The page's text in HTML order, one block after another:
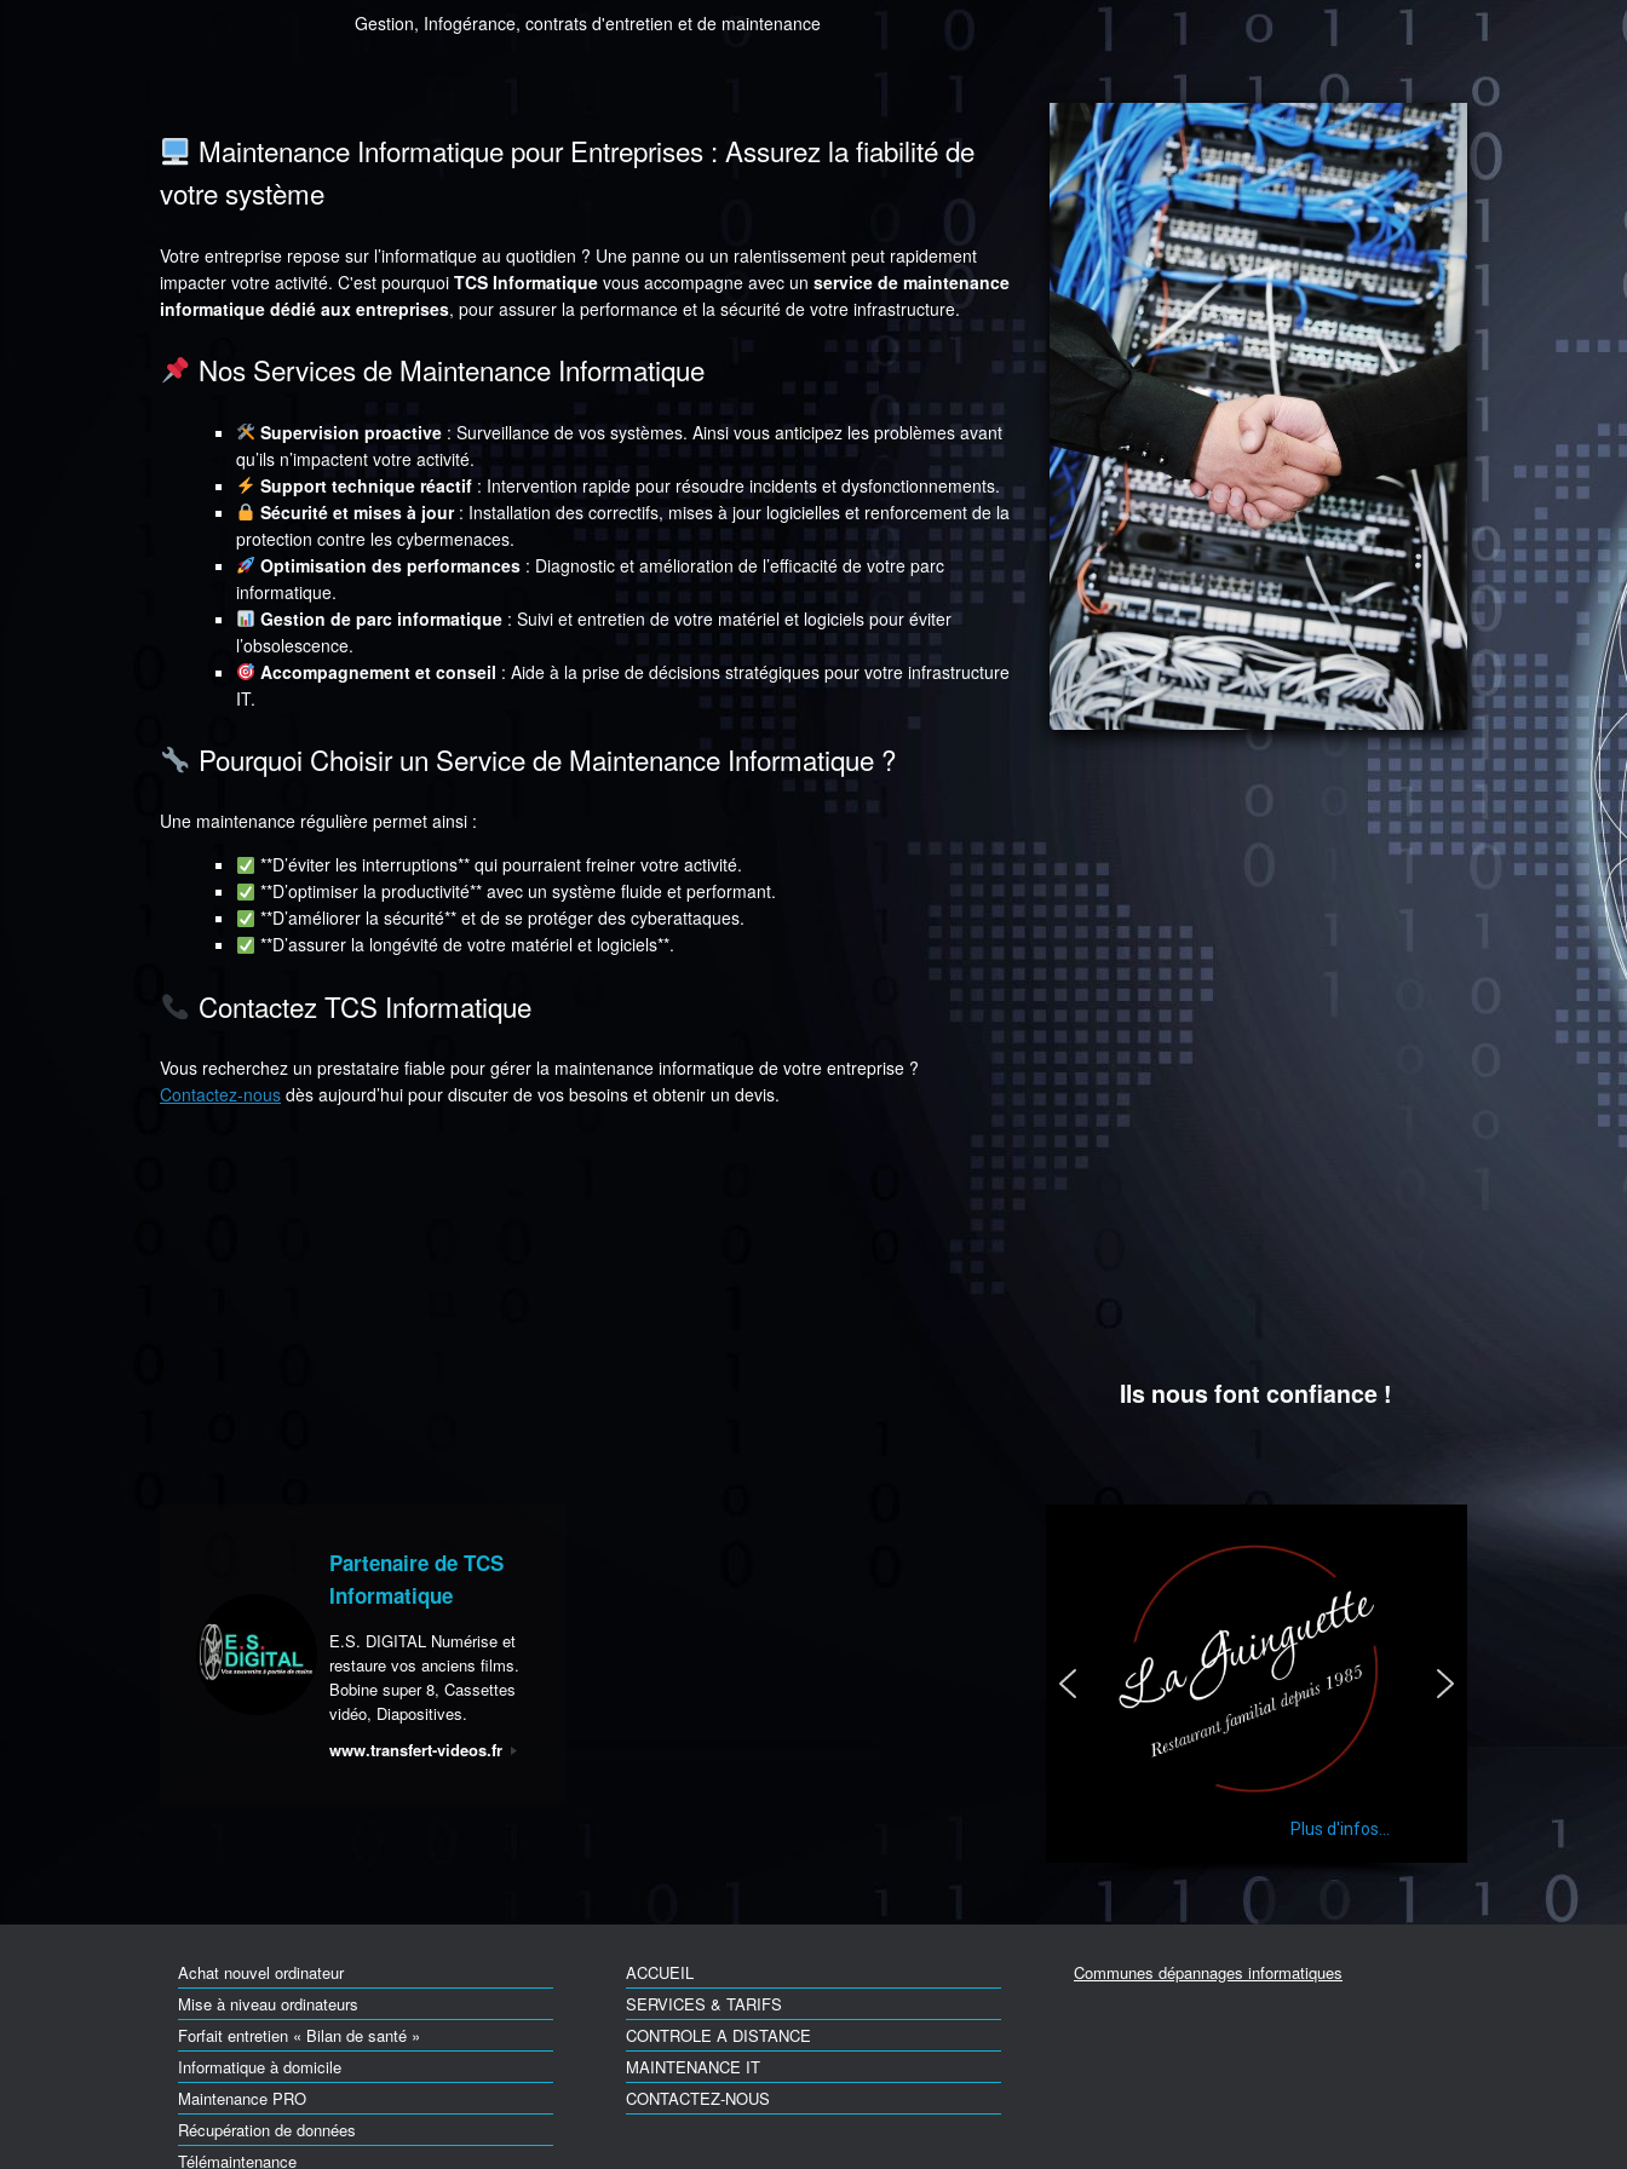
Gestion, Infogérance, contrats d'entretien et de maintenance
Maintenance Informatique pour Entreprises : Assurez la fiabilité de
votre système
Votre entreprise repose sur l’informatique au quotidien ? Une panne ou un ralentissement peut rapidement
impacter votre activité. C'est pourquoi TCS Informatique vous accompagne avec un service de maintenance
informatique dédié aux entreprises, pour assurer la performance et la sécurité de votre infrastructure.
Nos Services de Maintenance Informatique
Supervision proactive: Surveillance de vos systèmes. Ainsi vous anticipez les problèmes avant
qu’ils n’impactent votre activité.
Support technique réactif: Intervention rapide pour résoudre incidents et dysfonctionnements.
Sécurité et mises à jour: Installation des correctifs, mises à jour logicielles et renforcement de la
protection contre les cybermenaces.
Optimisation des performances: Diagnostic et amélioration de l’efficacité de votre parc
informatique.
Gestion de parc informatique: Suivi et entretien de votre matériel et logiciels pour éviter
l’obsolescence.
Accompagnement et conseil : Aide à la prise de décisions stratégiques pour votre infrastructure
IT.
Pourquoi Choisir un Service de Maintenance Informatique ?
Une maintenance régulière permet ainsi :
**D’éviter les interruptions** qui pourraient freiner votre activité.
**D’optimiser la productivité** avec un système fluide et performant.
**D’améliorer la sécurité** et de se protéger des cyberattaques.
**D’assurer la longévité de votre matériel et logiciels**.
Contactez TCS Informatique
Vous recherchez un prestataire fiable pour gérer la maintenance informatique de votre entreprise ?
Contactez-nous dès aujourd’hui pour discuter de vos besoins et obtenir un devis.
Ils nous font confiance !
Partenaire de TCS
Informatique
E.S. DIGITAL Numérise et
restaure vos anciens films.
Bobine super 8, Cassettes
vidéo, Diapositives.
www.transfert-videos.fr
Plus d'infos...
Achat nouvel ordinateur
Mise à niveau ordinateurs
Forfait entretien « Bilan de santé »
Informatique à domicile
Maintenance PRO
Récupération de données
Télémaintenance
ACCUEIL
SERVICES & TARIFS
CONTROLE A DISTANCE
MAINTENANCE IT
CONTACTEZ-NOUS
Communes dépannages informatiques